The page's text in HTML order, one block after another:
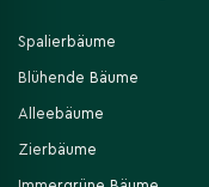
Spalierbäume
Blühende Bäume
Alleebäume
Zierbäume